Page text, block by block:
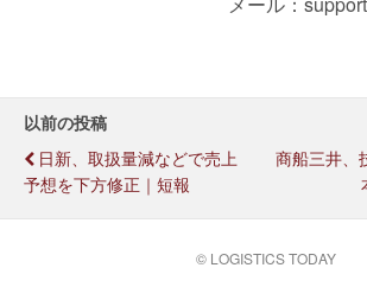
以前の投稿
日新、取扱量減などで売上
予想を下方修正｜短報
商船三井、
© LOGISTICS TODAY